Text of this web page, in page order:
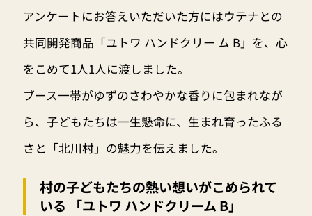
アンケートにお答えいただいた方にはウテナとの
共同開発商品「ユトワ ハンドクリー ム B」を、心
をこめて1人1人に渡しました。
ブース一帯がゆずのさわやかな香りに包まれなが
ら、子どもたちは一生懸命に、生まれ育ったふる
さと「北川村」の魅力を伝えました。
村の子どもたちの熱い想いがこめられて
いる 「ユトワ ハンドクリーム B」